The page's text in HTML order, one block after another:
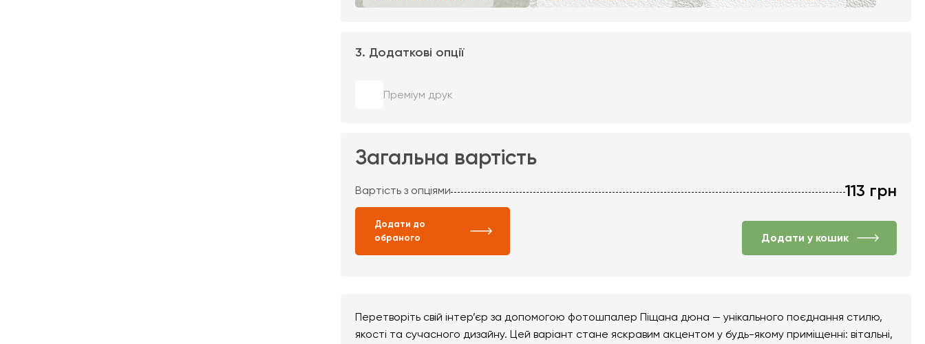
3. Додаткові опції
Преміум друк
Загальна вартість
Вартість з опціями 113 грн
Додати до
обраного
Додати у кошик
Перетворіть свій інтер’єр за допомогою фотошпалер Піщана дюна — унікального поєднання стилю,
якості та сучасного дизайну. Цей варіант стане яскравим акцентом у будь-якому приміщенні: вітальні,